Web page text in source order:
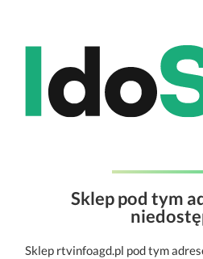
Sklep pod tym
Sklep rtvinfoagd.pl pod tym